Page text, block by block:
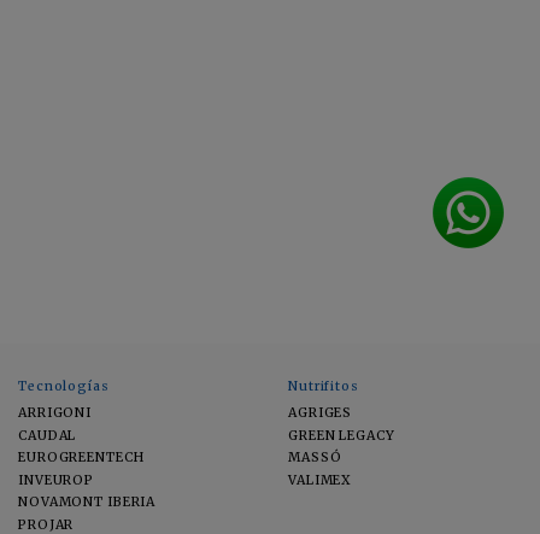
Tecnologías
ARRIGONI
CAUDAL
EUROGREENTECH
INVEUROP
NOVAMONT IBERIA
PROJAR
Nutrifitos
AGRIGES
GREEN LEGACY
MASSÓ
VALIMEX